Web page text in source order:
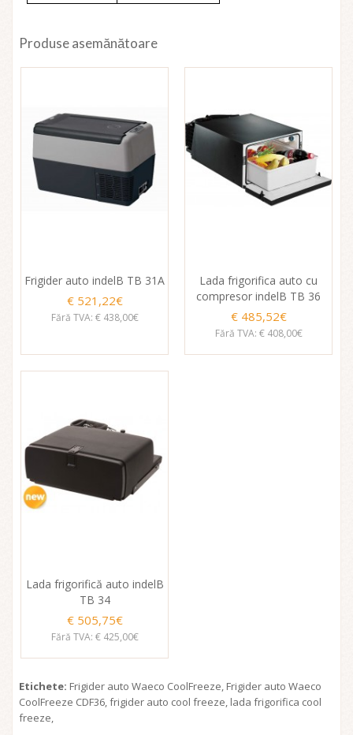
Produse asemănătoare
Frigider auto indelB TB 31A
€ 521,22€
Fără TVA: € 438,00€
Lada frigorifica auto cu
compresor indelB TB 36
€ 485,52€
Fără TVA: € 408,00€
Lada frigorifică auto indelB
TB 34
€ 505,75€
Fără TVA: € 425,00€
Etichete: Frigider auto Waeco CoolFreeze, Frigider auto Waeco
CoolFreeze CDF36,frigider auto cool freeze, lada frigorifica cool
freeze,